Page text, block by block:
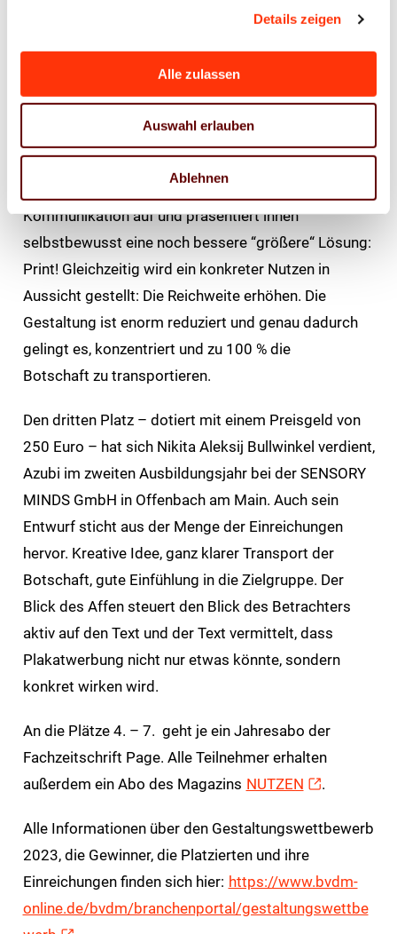
Details zeigen
Alle zulassen
Auswahl erlauben
Ablehnen
Den zweiten Platz hat Aileen-Sarah Liehmann, im
zweiten Ausbildungsjahr bei der Union Betriebs-
GmbH in Rheinbach, belegt. Sie darf sich über 500
Euro freuen. Überzeugt hat die Jury die starke
Kundenorientierung des Plakates. Es greift die
Vorliebe vieler Werbenden für Online-
Kommunikation auf und präsentiert ihnen
selbstbewusst eine noch bessere “größere“ Lösung:
Print! Gleichzeitig wird ein konkreter Nutzen in
Aussicht gestellt: Die Reichweite erhöhen. Die
Gestaltung ist enorm reduziert und genau dadurch
gelingt es, konzentriert und zu 100 % die
Botschaft zu transportieren.
Den dritten Platz – dotiert mit einem Preisgeld von
250 Euro – hat sich Nikita Aleksij Bullwinkel verdient,
Azubi im zweiten Ausbildungsjahr bei der SENSORY
MINDS GmbH in Offenbach am Main. Auch sein
Entwurf sticht aus der Menge der Einreichungen
hervor. Kreative Idee, ganz klarer Transport der
Botschaft, gute Einfühlung in die Zielgruppe. Der
Blick des Affen steuert den Blick des Betrachters
aktiv auf den Text und der Text vermittelt, dass
Plakatwerbung nicht nur etwas könnte, sondern
konkret wirken wird.
An die Plätze 4. – 7. geht je ein Jahresabo der
Fachzeitschrift Page. Alle Teilnehmer erhalten
außerdem ein Abo des Magazins NUTZEN .
Alle Informationen über den Gestaltungswettbewerb
2023, die Gewinner, die Platzierten und ihre
Einreichungen finden sich hier: https://www.bvdm-
online.de/bvdm/branchenportal/gestaltungswettbe